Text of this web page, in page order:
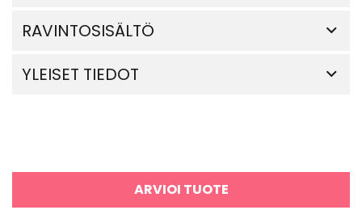
RAVINTOSISÄLTÖ
YLEISET TIEDOT
ARVIOI TUOTE